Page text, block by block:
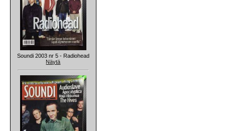
Soundi 2003 nr 5 - Radiohead
Näytä